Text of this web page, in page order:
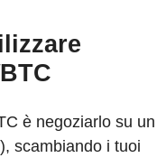
è negoziarlo su un
scambiando i tuoi